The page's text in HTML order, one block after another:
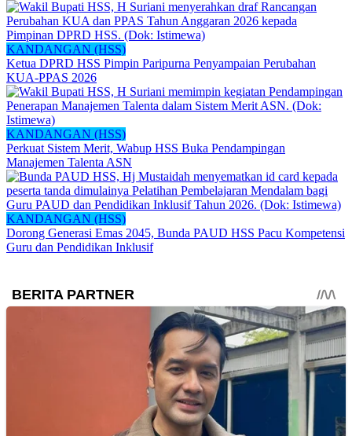
KANDANGAN (HSS)
Ketua DPRD HSS Pimpin Paripurna Penyampaian Perubahan
KUA-PPAS 2026
KANDANGAN (HSS)
Perkuat Sistem Merit, Wabup HSS Buka Pendampingan
Manajemen Talenta ASN
KANDANGAN (HSS)
Dorong Generasi Emas 2045, Bunda PAUD HSS Pacu Kompetensi
Guru dan Pendidikan Inklusif